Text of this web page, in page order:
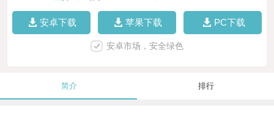
安卓下载 苹果下载 PC下载
安卓市场，安全绿色
简介 排行